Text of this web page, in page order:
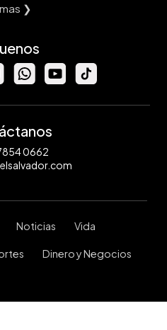
❯
0662
Noticias Vida
Dinero y Negocios